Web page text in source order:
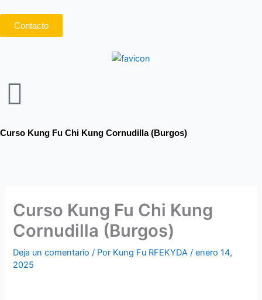
contenido
Contacto
Curso Kung Fu Chi Kung Cornudilla (Burgos)
Curso Kung Fu Chi Kung
Cornudilla (Burgos)
Deja un comentario / Por Kung Fu RFEKYDA/enero 14,
2025